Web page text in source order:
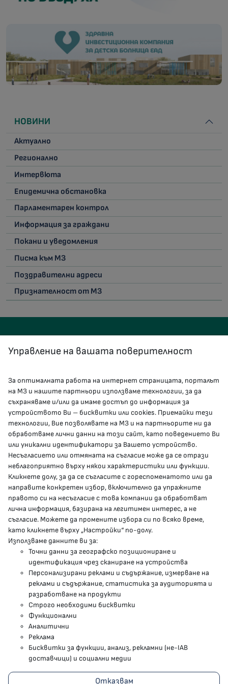
НОВИНИ
Актуално
Регионално
Интервюта
Епидемична обстановка
Парламентарен контрол
Информация за граждани
Покани и уведомления
Писма към МЗ
Поздравителни адреси
Признателност от МЗ
КОНТАКТИ
гр.София, 1000, пл. „Света Неделя“ №5
delovodstvo@mh.government.bg
presscenter@mh.government.bg
МЗ В СОЦИАЛНИТЕ МРЕЖИ
Facebook страница
Instragram профил
YouTube канал
Threads профил
Карта на сайта
Бисквитки
Условия за използване
Поверителност
Управление на вашата поверителност
За оптималната работа на интернет страницата, порталът
на МЗ и нашите партньори използваме технологии, за да
съхраняваме и/или да имаме достъп до информация за
устройството Ви – бисквитки или cookies. Приемайки тези
технологии, Вие позволявате на МЗ и на партньорите ни да
обработваме лични данни на този сайт, като поведението Ви
или уникални идентификатори за Вашето устройство.
Несъгласието или отмяната на съгласие може да се отрази
неблагоприятно върху някои характеристики или функции.
Кликнете долу, за да се съгласите с гореспоменатото или да
направите конкретен избор, включително да упражните
правото си на несъгласие с това компании да обработват
лична информация, базирана на легитимен интерес, а не
съгласие. Можете да промените избора си по всяко време,
като кликнете върху „Настройки“ по-долу.
Използваме данните ви за:
Точни данни за географско позициониране и
идентификация чрез сканиране на устройства
Персонализирани реклами и съдържание, измерване на
реклами и съдържание, статистика за аудиторията и
разработване на продукти
Строго необходими бисквитки
Функционални
Аналитични
Реклама
Бисквитки за функции, анализ, рекламни (не-IAB
доставчици) и социални медии
Отказвам